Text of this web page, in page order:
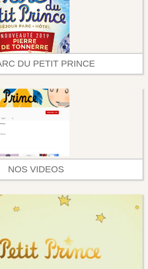
DU PETIT PRINCE
NOS VIDEOS